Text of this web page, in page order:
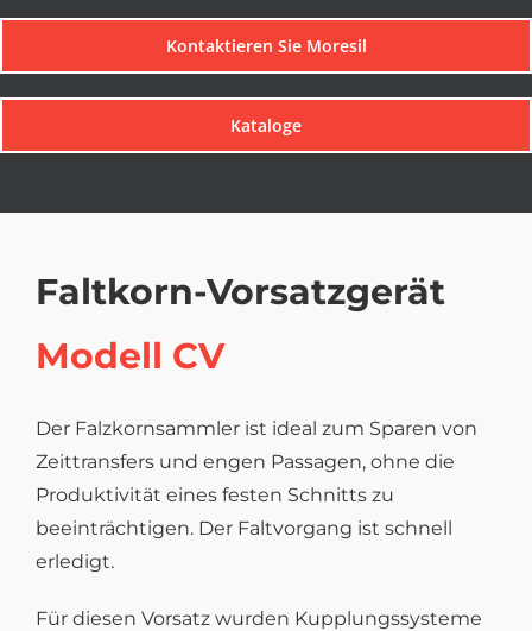
Kontaktieren Sie Moresil
Kataloge
Faltkorn-Vorsatzgerät
Modell CV
Der Falzkornsammler ist ideal zum Sparen von
Zeittransfers und engen Passagen, ohne die
Produktivität eines festen Schnitts zu
beeinträchtigen. Der Faltvorgang ist schnell
erledigt.
Für diesen Vorsatz wurden Kupplungssysteme